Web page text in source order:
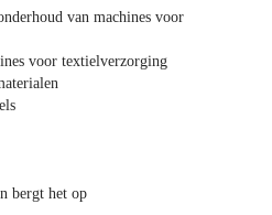
van machines voor
voor textielverzorging
bergt het op